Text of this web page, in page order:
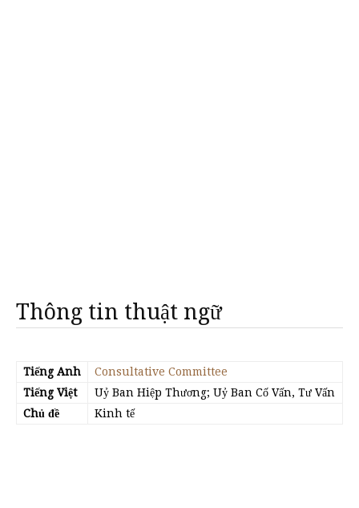
Thông tin thuật ngữ
Tiếng Anh
Consultative Committee
Tiếng Việt
Uỷ Ban Hiệp Thương; Uỷ Ban Cố Vấn, Tư Vấn
Chủ đề
Kinh tế